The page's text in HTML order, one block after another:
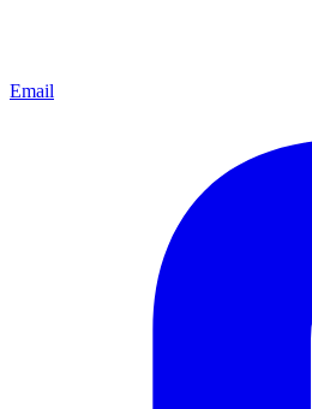
Email